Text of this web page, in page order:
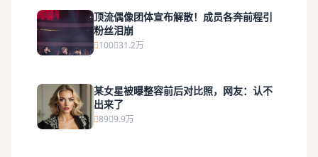
顶流偶像团体宣布解散！成员各奔前程引
粉丝泪崩
100 31.2万
某女星被曝整容前后对比照，网友：认不
出来了
89 9.9万